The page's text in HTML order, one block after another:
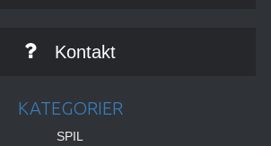
Kontakt
KATEGORIER
SPIL